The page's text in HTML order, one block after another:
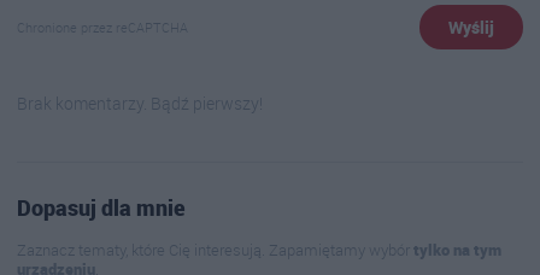
Chronione przez reCAPTCHA Wyślij
Brak komentarzy. Bądź pierwszy!
Dopasuj dla mnie
Zaznacz tematy, które Cię interesują. Zapamiętamy wybórtylko na tym
urządzeniu.